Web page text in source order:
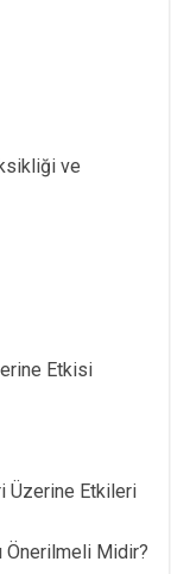
ve
Etkisi
Üzerine Etkileri
Önerilmeli Midir?